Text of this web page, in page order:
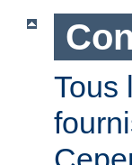
Tous